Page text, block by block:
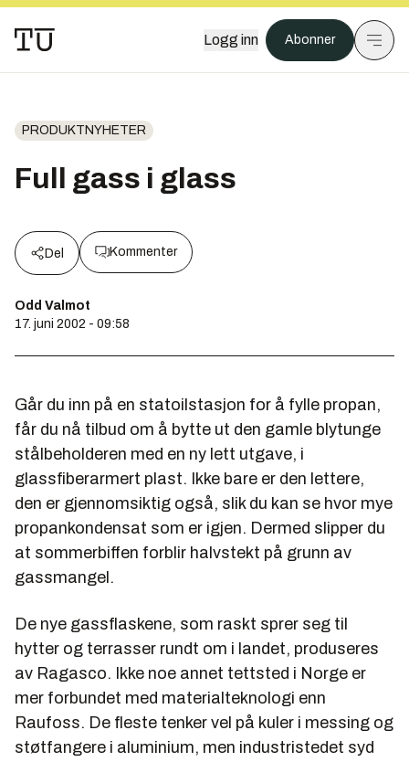
Logg inn Abonner
PRODUKTNYHETER
Full gass i glass
Del Kommenter
Odd Valmot
17. juni 2002 - 09:58
Går du inn på en statoilstasjon for å fylle propan,
får du nå tilbud om å bytte ut den gamle blytunge
stålbeholderen med en ny lett utgave, i
glassfiberarmert plast. Ikke bare er den lettere,
den er gjennomsiktig også, slik du kan se hvor mye
propankondensat som er igjen. Dermed slipper du
at sommerbiffen forblir halvstekt på grunn av
gassmangel.
De nye gassflaskene, som raskt sprer seg til
hytter og terrasser rundt om i landet, produseres
av Ragasco. Ikke noe annet tettsted i Norge er
mer forbundet med materialteknologi enn
Raufoss. De fleste tenker vel på kuler i messing og
støtfangere i aluminium, men industristedet syd